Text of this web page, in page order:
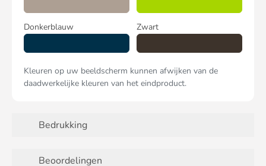
Donkerblauw Zwart
Kleuren op uw beeldscherm kunnen afwijken van de
daadwerkelijke kleuren van het eindproduct.
Bedrukking
Beoordelingen